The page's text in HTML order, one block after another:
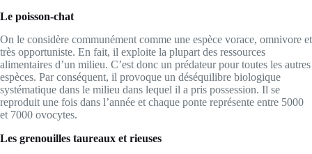
Le poisson-chat
On le considère communément comme une espèce vorace, omnivore et
très opportuniste. En fait, il exploite la plupart des ressources
alimentaires d’un milieu. C’est donc un prédateur pour toutes les autres
espèces. Par conséquent, il provoque un déséquilibre biologique
systématique dans le milieu dans lequel il a pris possession. Il se
reproduit une fois dans l’année et chaque ponte représente entre 5000
et 7000 ovocytes.
Les grenouilles taureaux et rieuses